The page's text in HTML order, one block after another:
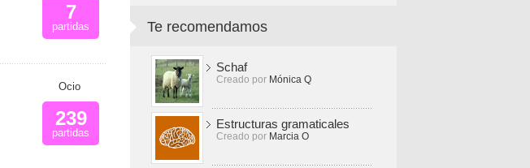
7
partidas
Ocio
239
partidas
Te recomendamos
Schaf
Creado por Mónica Q
Estructuras gramaticales
Creado por Marcia O